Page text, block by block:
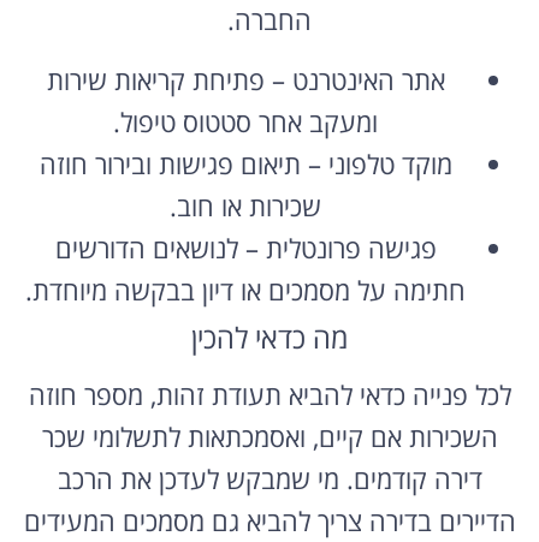
החברה.
אתר האינטרנט – פתיחת קריאות שירות
ומעקב אחר סטטוס טיפול.
מוקד טלפוני – תיאום פגישות ובירור חוזה
שכירות או חוב.
פגישה פרונטלית – לנושאים הדורשים
חתימה על מסמכים או דיון בבקשה מיוחדת.
מה כדאי להכין
לכל פנייה כדאי להביא תעודת זהות, מספר חוזה
השכירות אם קיים, ואסמכתאות לתשלומי שכר
דירה קודמים. מי שמבקש לעדכן את הרכב
הדיירים בדירה צריך להביא גם מסמכים המעידים